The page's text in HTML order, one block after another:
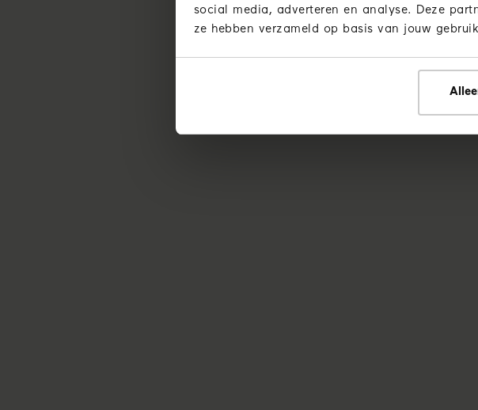
social media, adverteren en analyse. Deze
ze hebben verzameld op basis van jouw